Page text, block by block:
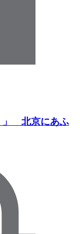
」 北京にあふ